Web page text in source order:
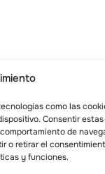
como las
Consentir estas
de
o retirar el
y funciones.